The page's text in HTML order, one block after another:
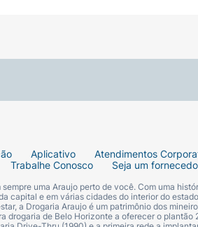
Aplicativo Atendimentos
Trabalhe Conosco Seja um
uma Araujo perto de você. Com uma
capital e em várias cidades do interior do
a Drogaria Araujo é um patrimônio dos
drogaria de Belo Horizonte a oferecer o